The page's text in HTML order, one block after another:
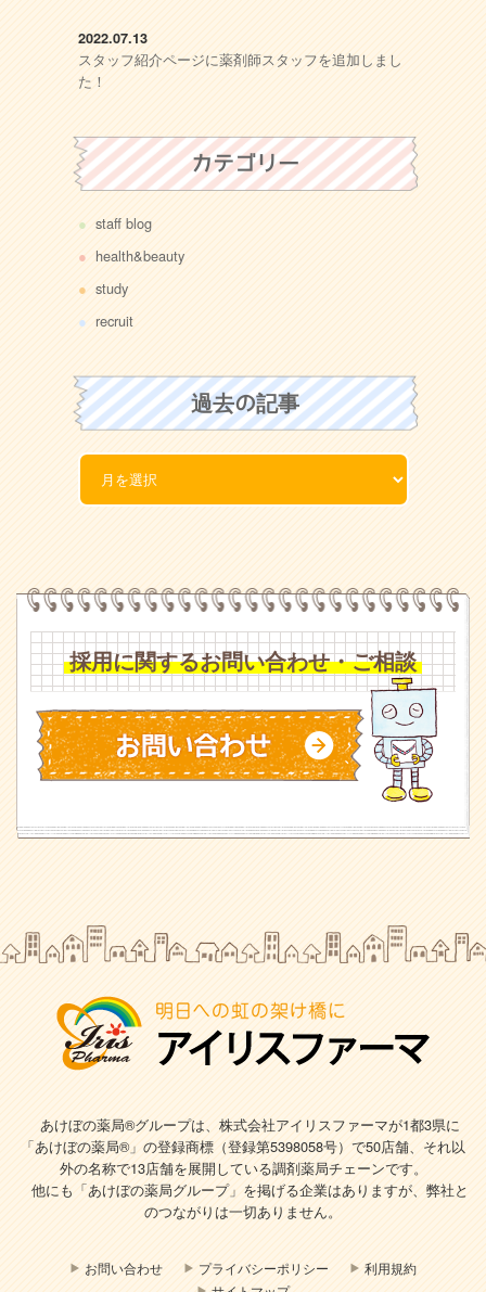
2022.07.13
スタッフ紹介ページに薬剤師スタッフを追加しまし
た！
カテゴリー
staff blog
health&beauty
study
recruit
過去の記事
採用に関するお問い合わせ・ご相談
あけぼの薬局®グループは、株式会社アイリスファーマが1都3県に
「あけぼの薬局®」の登録商標（登録第5398058号）で50店舗、それ以
外の名称で13店舗を展開している調剤薬局チェーンです。
他にも「あけぼの薬局グループ」を掲げる企業はありますが、弊社と
のつながりは一切ありません。
お問い合わせ プライバシーポリシー
利用規約